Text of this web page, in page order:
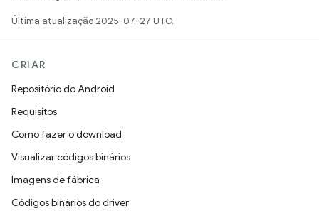
Última atualização 2025-07-27 UTC.
CRIAR
Repositório do Android
Requisitos
Como fazer o download
Visualizar códigos binários
Imagens de fábrica
Códigos binários do driver